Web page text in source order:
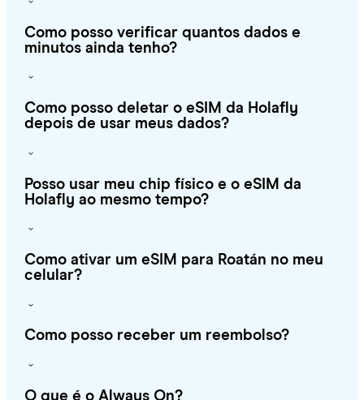
Como posso verificar quantos dados e
minutos ainda tenho?
Como posso deletar o eSIM da Holafly
depois de usar meus dados?
Posso usar meu chip físico e o eSIM da
Holafly ao mesmo tempo?
Como ativar um eSIM para Roatán no meu
celular?
Como posso receber um reembolso?
O que é o Always On?